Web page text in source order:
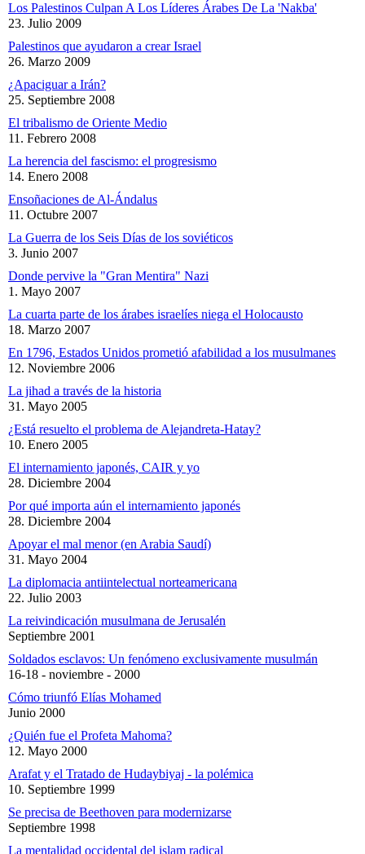
Los Palestinos Culpan A Los Líderes Árabes De La 'Nakba'
23. Julio 2009
Palestinos que ayudaron a crear Israel
26. Marzo 2009
¿Apaciguar a Irán?
25. Septiembre 2008
El tribalismo de Oriente Medio
11. Febrero 2008
La herencia del fascismo: el progresismo
14. Enero 2008
Ensoñaciones de Al-Ándalus
11. Octubre 2007
La Guerra de los Seis Días de los soviéticos
3. Junio 2007
Donde pervive la "Gran Mentira" Nazi
1. Mayo 2007
La cuarta parte de los árabes israelíes niega el Holocausto
18. Marzo 2007
En 1796, Estados Unidos prometió afabilidad a los musulmanes
12. Noviembre 2006
La jihad a través de la historia
31. Mayo 2005
¿Está resuelto el problema de Alejandreta-Hatay?
10. Enero 2005
El internamiento japonés, CAIR y yo
28. Diciembre 2004
Por qué importa aún el internamiento japonés
28. Diciembre 2004
Apoyar el mal menor (en Arabia Saudí)
31. Mayo 2004
La diplomacia antiintelectual norteamericana
22. Julio 2003
La reivindicación musulmana de Jerusalén
Septiembre 2001
Soldados esclavos: Un fenómeno exclusivamente musulmán
16-18 - noviembre - 2000
Cómo triunfó Elías Mohamed
Junio 2000
¿Quién fue el Profeta Mahoma?
12. Mayo 2000
Arafat y el Tratado de Hudaybiyaj - la polémica
10. Septiembre 1999
Se precisa de Beethoven para modernizarse
Septiembre 1998
La mentalidad occidental del islam radical